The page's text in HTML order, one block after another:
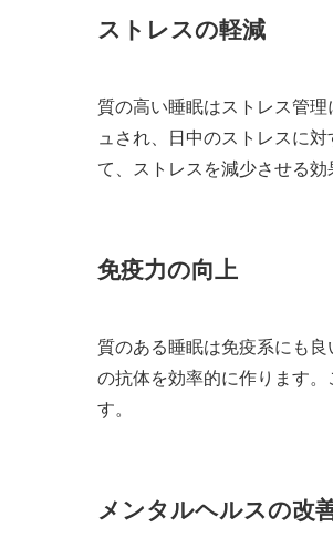
ストレスの軽減
質の高い睡眠はストレス管
ュされ、日中のストレスに
て、ストレスを減少させる効
免疫力の向上
質のある睡眠は免疫系にも
の抗体を効率的に作ります
す。
メンタルヘルスの改